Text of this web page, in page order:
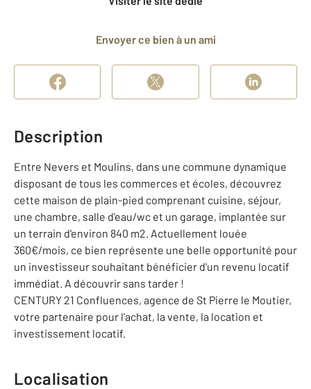
Envoyer ce bien à un ami
Description
Entre Nevers et Moulins, dans une commune dynamique
disposant de tous les commerces et écoles, découvrez
cette maison de plain-pied comprenant cuisine, séjour,
une chambre, salle d'eau/wc et un garage, implantée sur
un terrain d'environ 840 m2. Actuellement louée
360€/mois, ce bien représente une belle opportunité pour
un investisseur souhaitant bénéficier d'un revenu locatif
immédiat. A découvrir sans tarder !
CENTURY 21 Confluences, agence de St Pierre le Moutier,
votre partenaire pour l'achat, la vente, la location et
investissement locatif.
Localisation